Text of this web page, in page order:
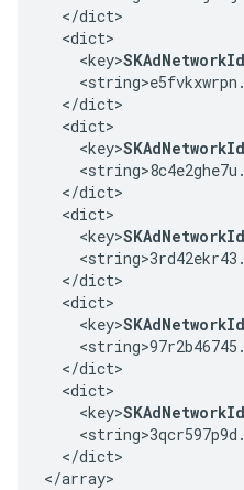
  </dict>
  <dict>
    <key>
  </dict>
  <dict>
    <key>
  </dict>
  <dict>
    <key>
  </dict>
  <dict>
    <key>
  </dict>
  <dict>
    <key>
  </dict>
</array>